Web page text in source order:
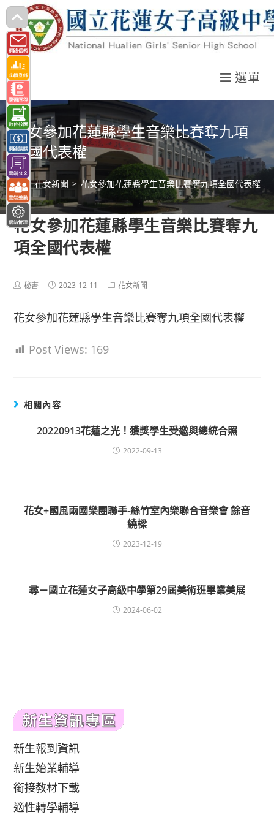
跳
轉
至
主
要
內
容
選單
花女參加花蓮縣學生音樂比賽奪九項
全國代表權
> 花女新聞 > 花女參加花蓮縣學生音樂比賽奪九項全國代表權
花女參加花蓮縣學生音樂比賽奪九
項全國代表權
Post秘書
Post2023-12-11
Post花女新聞
花女參加花蓮縣學生音樂比賽奪九項全國代表權
Post Views: 169
相關內容
20220913花蓮之光！獲獎學生受邀與總統合照
2022-09-13
花女+國風兩國樂團聯手-絲竹室內樂聯合音樂會 餘音
繞樑
2023-12-19
尋－國立花蓮女子高級中學第29屆美術班畢業美展
2024-06-02
新生報到資訊
新生始業輔導
銜接教材下載
適性轉學輔導